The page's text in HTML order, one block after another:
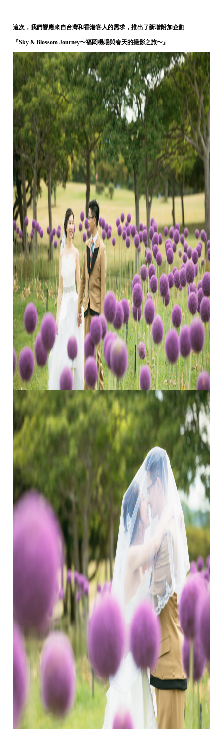
這次，我們響應來自台灣和香港客人的需求，推出了新增附加企劃
『Sky & Blossom Journey〜福岡機場與春天的撮影之旅〜』